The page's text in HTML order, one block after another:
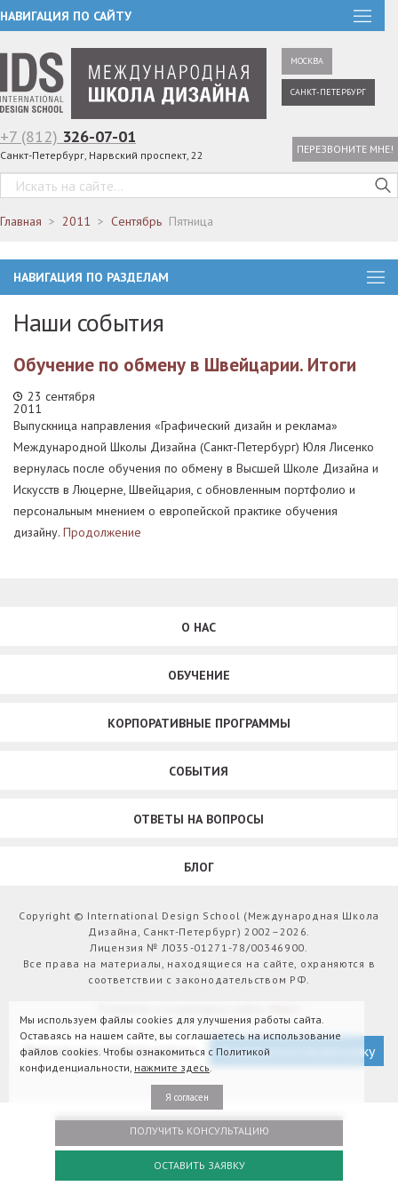
НАВИГАЦИЯ ПО САЙТУ
МОСКВА
САНКТ-ПЕТЕРБУРГ
+7 (812) 326-07-01
Санкт-Петербург, Нарвский проспект, 22 ПЕРЕЗВОНИТЕ МНЕ!
Главная 2011 Сентябрь Пятница
НАВИГАЦИЯ ПО РАЗДЕЛАМ
Наши события
Обучение по обмену в Швейцарии. Итоги
23 сентября
2011
Выпускница направления «Графический дизайн и реклама»
Международной Школы Дизайна (Санкт-Петербург) Юля Лисенко
вернулась после обучения по обмену в Высшей Школе Дизайна и
Искусств в Люцерне, Швейцария, с обновленным портфолио и
персональным мнением о европейской практике обучения
дизайну. Продолжение
О НАС
ОБУЧЕНИЕ
КОРПОРАТИВНЫЕ ПРОГРАММЫ
СОБЫТИЯ
ОТВЕТЫ НА ВОПРОСЫ
БЛОГ
Copyright © International Design School (Международная Школа
Дизайна, Санкт-Петербург) 2002–2026.
Лицензия № Л035-01271-78/00346900.
Все права на материалы, находящиеся на сайте, охраняются в
соответствии с законодательством РФ.
Версия для слабовидящих Подписаться на рассылку
ПОЛУЧИТЬ КОНСУЛЬТАЦИЮ
ОСТАВИТЬ ЗАЯВКУ
Оплатить
Мы используем файлы cookies для улучшения работы сайта.
Оставаясь на нашем сайте, вы соглашаетесь на использование
файлов cookies. Чтобы ознакомиться с Политикой
конфиденциальности, нажмите здесь.
Я согласен